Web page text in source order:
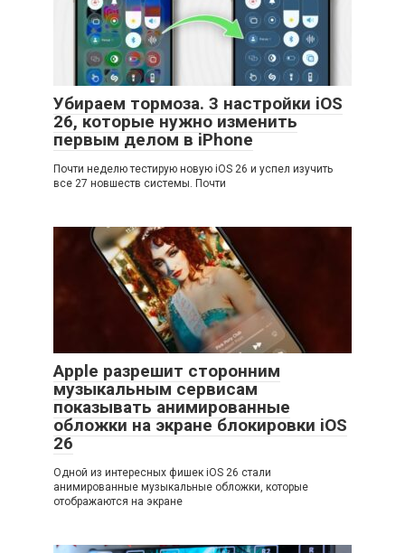
Убираем тормоза. 3 настройки iOS
26, которые нужно изменить
первым делом в iPhone
Почти неделю тестирую новую iOS 26 и успел изучить
все 27 новшеств системы. Почти
Apple разрешит сторонним
музыкальным сервисам
показывать анимированные
обложки на экране блокировки iOS
26
Одной из интересных фишек iOS 26 стали
анимированные музыкальные обложки, которые
отображаются на экране